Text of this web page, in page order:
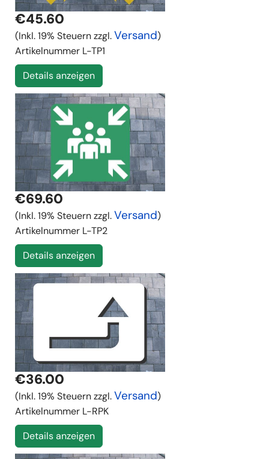
€45.60
(Inkl. 19% Steuern zzgl.Versand)
Artikelnummer L-TP1
Details anzeigen
€69.60
(Inkl. 19% Steuern zzgl.Versand)
Artikelnummer L-TP2
Details anzeigen
€36.00
(Inkl. 19% Steuern zzgl.Versand)
Artikelnummer L-RPK
Details anzeigen